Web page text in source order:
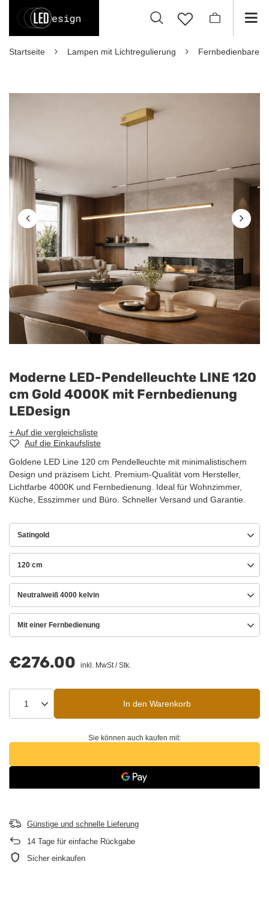
Startseite Lampen mit Lichtregulierung Fernbedienbare
Moderne LED-Pendelleuchte LINE 120
cm Gold 4000K mit Fernbedienung
LEDesign
+ Auf die vergleichsliste
Auf die Einkaufsliste
Goldene LED Line 120 cm Pendelleuchte mit minimalistischem
Design und präzisem Licht. Premium-Qualität vom Hersteller,
Lichtfarbe 4000K und Fernbedienung. Ideal für Wohnzimmer,
Küche, Esszimmer und Büro. Schneller Versand und Garantie.
Satingold
120 cm
Neutralweiß 4000 kelvin
Mit einer Fernbedienung
€276.00 inkl. MwSt/Stk.
In den Warenkorb
Sie können auch kaufen mit:
Günstige und schnelle Lieferung
14 Tage für einfache Rückgabe
Sicher einkaufen